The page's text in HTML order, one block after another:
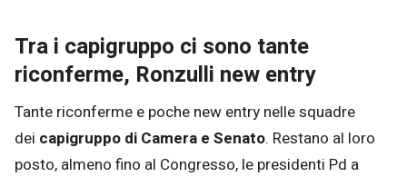
Tra i capigruppo ci sono tante
riconferme, Ronzulli new entry
Tante riconferme e poche new entry nelle squadre
dei capigruppo di Camera e Senato. Restano al loro
posto, almeno fino al Congresso, le presidenti Pd a